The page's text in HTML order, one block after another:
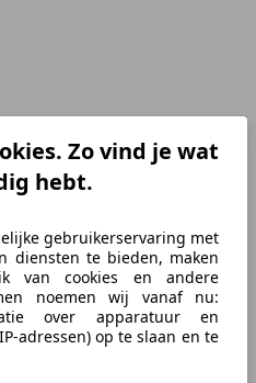
Zo vind je wat
hebt.
gebruikerservaring met
diensten te bieden, maken
van cookies en andere
noemen wij vanaf nu:
over apparatuur en
adressen) op te slaan en te